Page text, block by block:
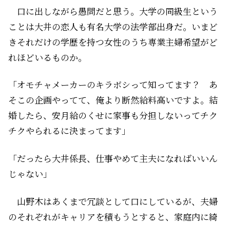
口に出しながら愚問だと思う。大学の同級生という
ことは大井の恋人も有名大学の法学部出身だ。いまど
きそれだけの学歴を持つ女性のうち専業主婦希望がど
れほどいるものか。
「オモチャメーカーのキラボシって知ってます？ あ
そこの企画やってて、俺より断然給料高いですよ。結
婚したら、安月給のくせに家事も分担しないってチク
チクやられるに決まってます」
「だったら大井係長、仕事やめて主夫になればいいん
じゃない」
山野木はあくまで冗談として口にしているが、夫婦
のそれぞれがキャリアを積もうとすると、家庭内に綺